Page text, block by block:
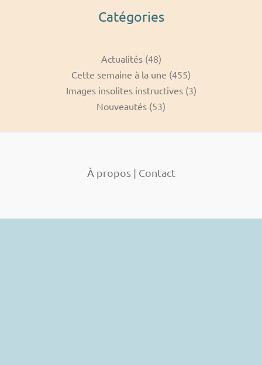
Catégories
Actualités(48)
Cette semaine à la une (455)
Images insolites instructives(3)
Nouveautés (53)
À propos| Contact